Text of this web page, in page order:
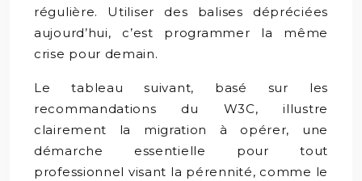
régulière. Utiliser des balises dépréciées
aujourd’hui, c’est programmer la même
crise pour demain.
Le tableau suivant, basé sur les
recommandations du W3C, illustre
clairement la migration à opérer, une
démarche essentielle pour tout
professionnel visant la pérennité, comme le